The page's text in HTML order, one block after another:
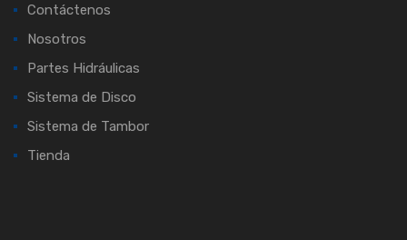
Contáctenos
Nosotros
Partes Hidráulicas
Sistema de Disco
Sistema de Tambor
Tienda